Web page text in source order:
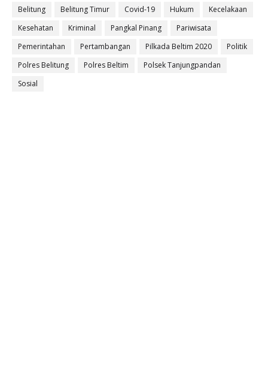
Belitung
Belitung Timur Covid-19 Hukum
Kecelakaan
Kesehatan
Kriminal Pangkal Pinang
Pariwisata
Pemerintahan
Pertambangan Pilkada Beltim 2020
Politik
Polres Belitung
Polres Beltim
Polsek Tanjungpandan
Sosial